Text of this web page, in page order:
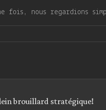
brouillard stratégique!